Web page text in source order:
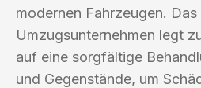
modernen Fahrzeugen. Das
Umzugsunternehmen legt
auf eine sorgfältige
und Gegenstände, um